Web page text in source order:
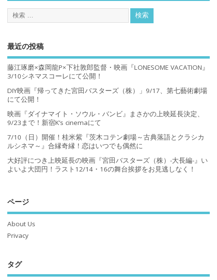
最近の投稿
藤江琢磨×森岡龍P×下社敦郎監督・映画『LONESOME VACATION』
3/10シネマスコーレにて公開！
DIY映画『帰ってきた宮田バスターズ（株）」9/17、第七藝術劇場
にて公開！
映画『ダイナマイト・ソウル・バンビ』まさかの上映延長決定、
9/23まで！新宿K’s cinemaにて
7/10（日）開催！桂米紫『茨木コテン劇場～古典落語とクラシカ
ルシネマ～』合縁奇縁！恋はいつでも偶然に
大好評につき上映延長の映画『宮田バスターズ（株）-大長編-』い
よいよ大団円！ラスト12/14・16の舞台挨拶をお見逃しなく！
ページ
About Us
Privacy
タグ